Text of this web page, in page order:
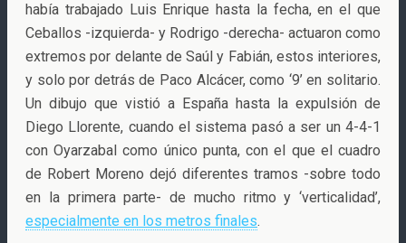
había trabajado Luis Enrique hasta la fecha, en el que
Ceballos -izquierda- y Rodrigo -derecha- actuaron como
extremos por delante de Saúl y Fabián, estos interiores,
y solo por detrás de Paco Alcácer, como ‘9’ en solitario.
Un dibujo que vistió a España hasta la expulsión de
Diego Llorente, cuando el sistema pasó a ser un 4-4-1
con Oyarzabal como único punta, con el que el cuadro
de Robert Moreno dejó diferentes tramos -sobre todo
en la primera parte- de mucho ritmo y ‘verticalidad’,
especialmente en los metros finales.